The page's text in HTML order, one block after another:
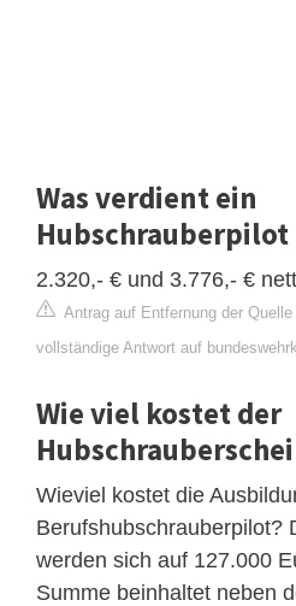
Was verdient ein
2.320,- € und 3.776,- €
Antrag auf Entfernung der Quelle
vollständige Antwort auf
Wie viel kostet der
Wieviel kostet die
Berufshubschrauberpilot?
werden sich auf 127.000
Summe beinhaltet neben